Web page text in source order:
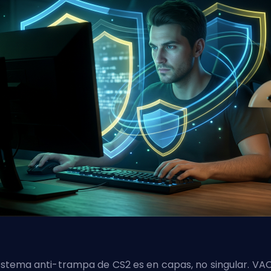
anti-trampa de CS2 es en capas, no singular.